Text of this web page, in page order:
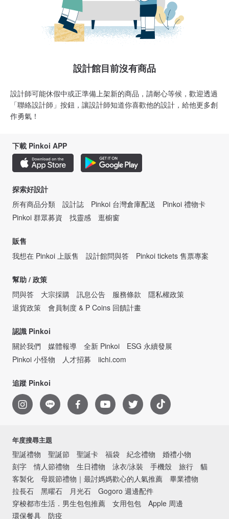
設計館目前沒有商品
設計師可能休假中或正準備上架新的商品，請耐心等候，歡迎透過
「聯絡設計師」按鈕，讓設計師知道你喜歡他的設計，給他更多創
作勇氣！
下載 Pinkoi APP
探索好設計
所有商品分類
設計誌 Pinkoi 台灣倉庫配送
Pinkoi 禮物卡
Pinkoi 群眾募資
找靈感 逛櫥窗
販售
我想在 Pinkoi 上販售
設計館問與答 Pinkoi tickets 售票專案
幫助 / 政策
問與答
大宗採購 訊息公告 服務條款
隱私權政策
退貨政策
會員制度 & P Coins 回饋計畫
認識 Pinkoi
關於我們
媒體報導 全新 Pinkoi
ESG 永續發展
Pinkoi 小怪物
人才招募 iichi.com
追蹤 Pinkoi
年度搜尋主題
聖誕禮物 聖誕節 聖誕卡 福袋 紀念禮物
婚禮小物
刻字
情人節禮物 生日禮物 泳衣/泳裝 手機殼 旅行
貓
客製化
母親節禮物｜最討媽媽歡心的人氣推薦
畢業禮物
拉長石
黑曜石 月光石
Gogoro 週邊配件
穿梭都市生活．男生包包推薦
女用包包
Apple 周邊
環保餐具
防疫